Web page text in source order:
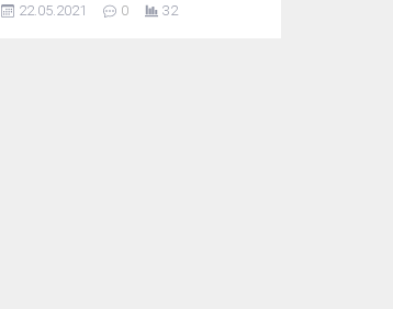
kazanmak için mücadele edecek.
22.05.2021 0 32